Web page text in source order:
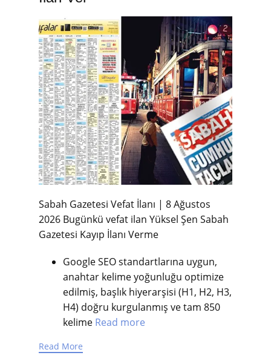
Sabah Gazetesi Vefat İlanı | 8 Ağustos
2026 Bugünkü vefat ilan Yüksel Şen Sabah
Gazetesi Kayıp İlanı Verme
Google SEO standartlarına uygun,
anahtar kelime yoğunluğu optimize
edilmiş, başlık hiyerarşisi (H1, H2, H3,
H4) doğru kurgulanmış ve tam 850
kelime Read more
Read More